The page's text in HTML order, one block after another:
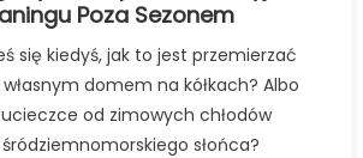
Poza Sezonem
się kiedyś, jak to jest przemierzać
domem na kółkach? Albo
od zimowych chłodów
słońca?